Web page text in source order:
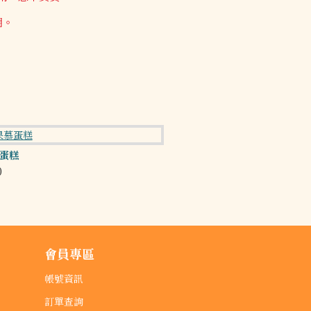
糕
會員專區
帳號資訊
訂單查詢